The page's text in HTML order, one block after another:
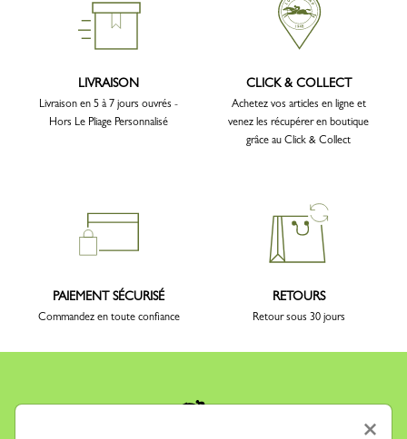
LIVRAISON
Livraison en 5 à 7 jours ouvrés -
Hors Le Pliage Personnalisé
CLICK & COLLECT
Achetez vos articles en ligne et
venez les récupérer en boutique
grâce au Click & Collect
PAIEMENT SÉCURISÉ
Commandez en toute confiance
RETOURS
Retour sous 30 jours
×